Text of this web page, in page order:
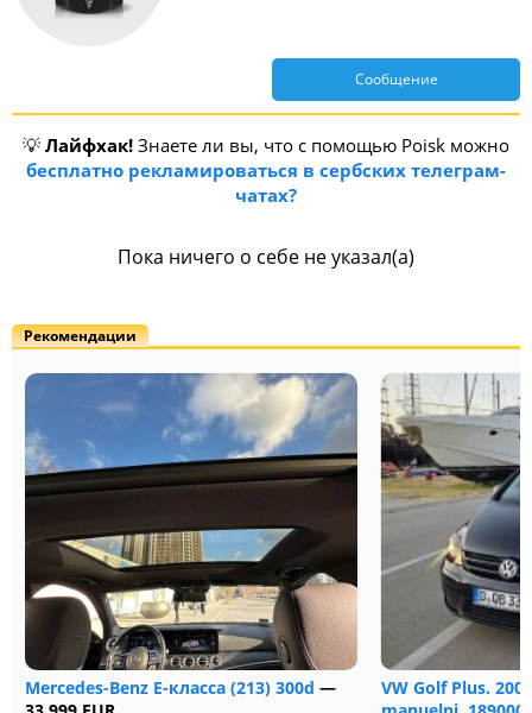
Сообщение
💡 Лайфхак! Знаете ли вы, что с помощью Poisk можно
бесплатно рекламироваться в сербских телеграм-
чатах?
Пока ничего о себе не указал(а)
Рекомендации
Mercedes-Benz E-класса (213) 300d —
VW Golf Plus.